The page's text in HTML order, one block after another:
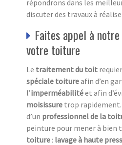
répondrons dans les
discuter des travaux à
Faites appel à
votre toiture
Le traitement du toit
spéciale toitureafin d’en
l’imperméabilitéet afin
moisissure trop
d’un professionnel de la
peinture pour mener à bien
toiture : lavage à haute